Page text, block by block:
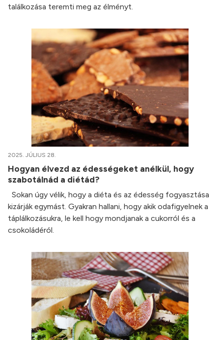
találkozása teremti meg az élményt.
2025. JÚLIUS 28.
Hogyan élvezd az édességeket anélkül, hogy
szabotálnád a diétád?
Sokan úgy vélik, hogy a diéta és az édesség fogyasztása
kizárják egymást. Gyakran hallani, hogy akik odafigyelnek a
táplálkozásukra, le kell hogy mondjanak a cukorról és a
csokoládéról.